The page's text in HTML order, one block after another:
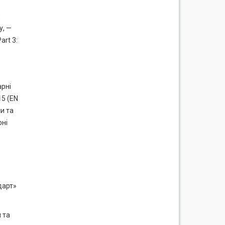
—
3:
(EN
та
та